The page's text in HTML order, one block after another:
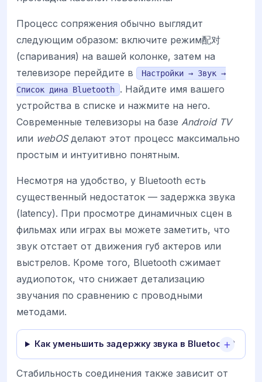
Процесс сопряжения обычно выглядит
следующим образом: включите режим配对
(спаривания) на вашей колонке, затем на
телевизоре перейдите в
Настройки → Звук →
Список дина Bluetooth
. Найдите имя вашего
устройства в списке и нажмите на него.
Современные телевизоры на базе Android TV
или webOSделают этот процесс максимально
простым и интуитивно понятным.
Несмотря на удобство, у Bluetooth есть
существенный недостаток — задержка звука
(latency). При просмотре динамичных сцен в
фильмах или играх вы можете заметить, что
звук отстает от движения губ актеров или
выстрелов. Кроме того, Bluetooth сжимает
аудиопоток, что снижает детализацию
звучания по сравнению с проводными
методами.
Как уменьшить задержку звука в Bluetooth?
Стабильность соединения также зависит от